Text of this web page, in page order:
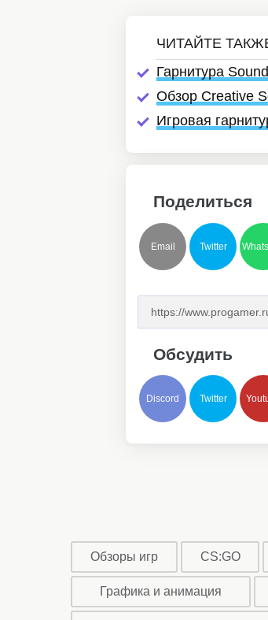
Гарнитура
Обзор Creative
Игровая
Поделиться
Email Twitter
Обсудить
Discord Twitter
Обзоры игр CS:GO
Графика и анимация